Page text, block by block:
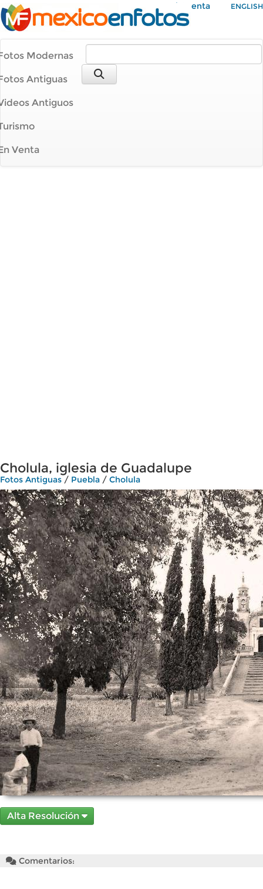
Mi Cuenta ENGLISH
Modernas
Antiguas
Antiguos
Venta
Cholula, iglesia de Guadalupe
Fotos Antiguas / Puebla / Cholula
Alta Resolución
Comentarios: